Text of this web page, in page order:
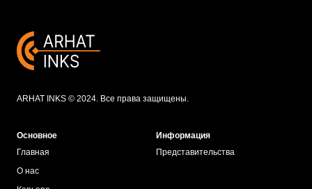
ARHAT INKS © 2024. Все права защищены.
Основное
Главная
О нас
Информация
Представительства